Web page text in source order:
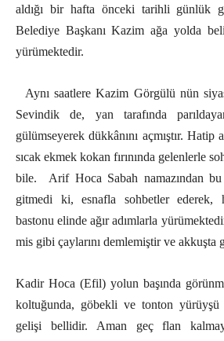
aldığı bir hafta önceki tarihli günlük
Belediye Başkanı Kazim ağa yolda
yürümektedir.
Aynı saatlere Kazim Görgülü nün
Sevindik de, yan tarafında
gülümseyerek dükkânını açmıştır.
sıcak ekmek kokan fırınında gelenlerle
bile.
Arif Hoca Sabah namazından
gitmedi ki, esnafla sohbetler ederek,
bastonu elinde ağır adımlarla
mis gibi çaylarını demlemiştir ve akkuşta
Kadir Hoca (Efil) yolun başında
koltuğunda, göbekli ve tonton
gelişi bellidir. Aman geç flan